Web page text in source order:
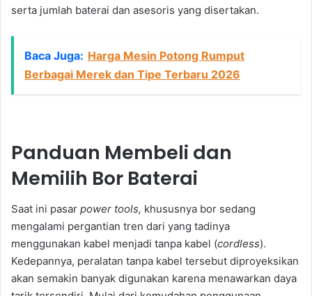
serta jumlah baterai dan asesoris yang disertakan.
Baca Juga: Harga Mesin Potong Rumput
Berbagai Merek dan Tipe Terbaru 2026
Panduan Membeli dan
Memilih Bor Baterai
Saat ini pasar power tools, khususnya bor sedang
mengalami pergantian tren dari yang tadinya
menggunakan kabel menjadi tanpa kabel (cordless).
Kedepannya, peralatan tanpa kabel tersebut diproyeksikan
akan semakin banyak digunakan karena menawarkan daya